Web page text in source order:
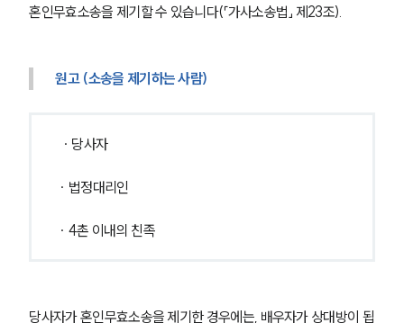
혼인무효소송을 제기할 수 있습니다(「가사소송법」 제23조).
원고 (소송을 제기하는 사람)
∙ 당사자
∙ 법정대리인
∙ 4촌 이내의 친족
당사자가 혼인무효소송을 제기한 경우에는, 배우자가 상대방이 됩